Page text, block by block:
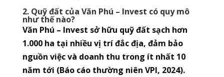
2. Quỹ đất của Văn Phú – Invest có quy mô
như thế nào?
Văn Phú – Invest sở hữu quỹ đất sạch hơn
1.000 ha tại nhiều vị trí đắc địa, đảm bảo
nguồn việc và doanh thu trong ít nhất 10
năm tới (Báo cáo thường niên VPI, 2024).